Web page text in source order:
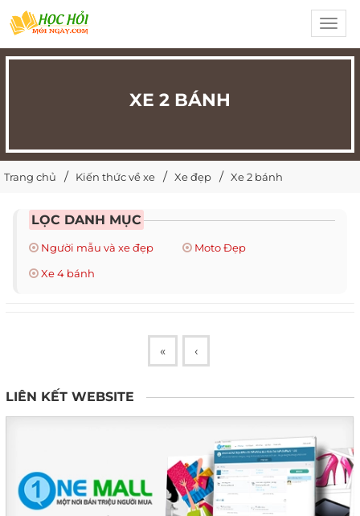
XE 2 BÁNH
Trang chủ Kiến thức về xe Xe đẹp Xe 2 bánh
LỌC DANH MỤC
Người mẫu và xe đẹp
Moto Đẹp
Xe 4 bánh
« ‹
LIÊN KẾT WEBSITE